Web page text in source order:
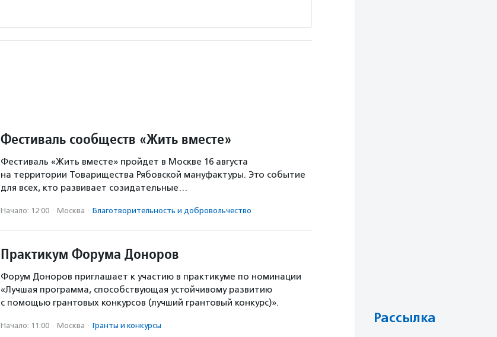
Фестиваль сообществ «Жить вместе»
Фестиваль «Жить вместе» пройдет в Москве 16 августа
на территории Товарищества Рябовской мануфактуры. Это событие
для всех, кто развивает созидательные…
Начало: 12:00 · Москва · Благотвори­тель­ность и доброволь­чест­во
Практикум Форума Доноров
Форум Доноров приглашает к участию в практикуме по номинации
«Лучшая программа, способствующая устойчивому развитию
с помощью грантовых конкурсов (лучший грантовый конкурс)».
Начало: 11:00 · Москва · Гранты и конкурсы Рассылка